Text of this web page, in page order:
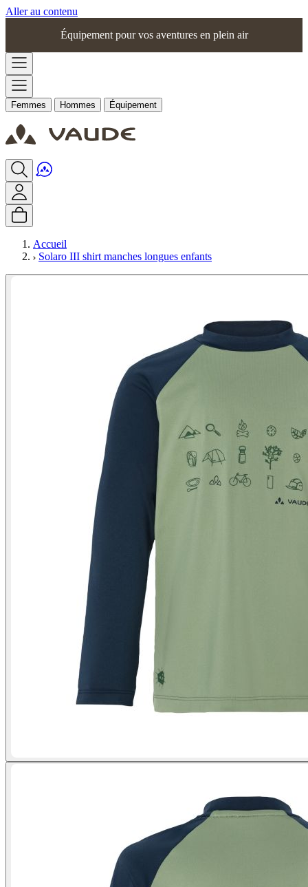
Aller au contenu
Équipement pour vos aventures en plein air
Femmes Hommes Équipement
Accueil
Solaro III shirt manches longues enfants